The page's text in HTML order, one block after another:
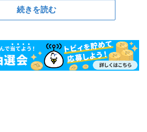
続きを読む